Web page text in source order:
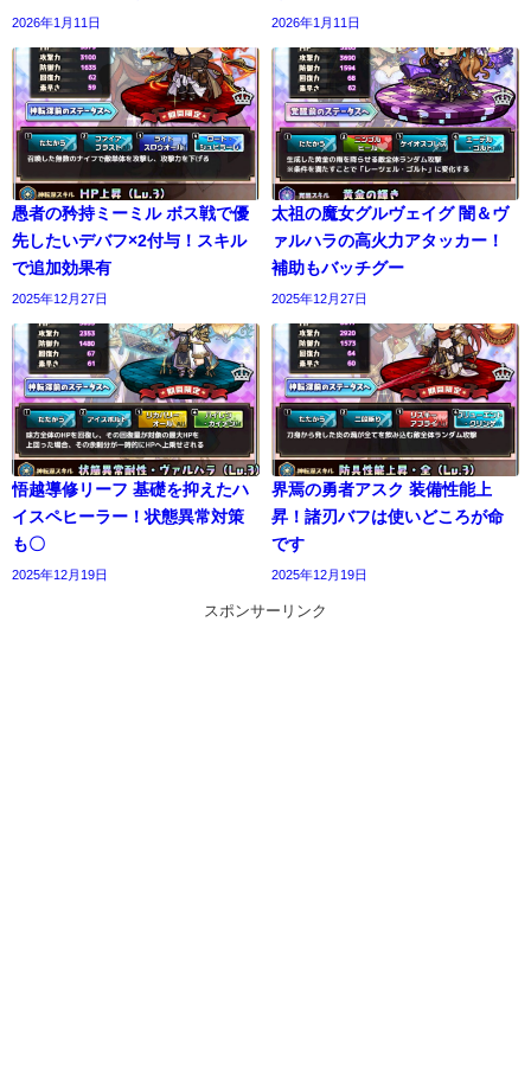
2026年1月11日 2026年1月11日
愚者の矜持ミーミル ボス戦で優
先したいデバフ×2付与！スキル
で追加効果有
2025年12月27日
太祖の魔女グルヴェイグ 闇＆ヴ
ァルハラの高火力アタッカー！
補助もバッチグー
2025年12月27日
悟越導修リーフ 基礎を抑えたハ
イスペヒーラー！状態異常対策
も〇
2025年12月19日
界焉の勇者アスク 装備性能上
昇！諸刃バフは使いどころが命
です
2025年12月19日
スポンサーリンク